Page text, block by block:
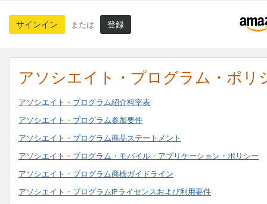
サインイン または 登録
アソシエイト・プログラム・ポリ
アソシエイト・プログラム紹介料率表
アソシエイト・プログラム参加要件
アソシエイト・プログラム商品ステートメント
アソシエイト・プログラム・モバイル・アプリケーション・ポリシー
アソシエイト・プログラム商標ガイドライン
アソシエイト・プログラムIPライセンスおよび利用要件